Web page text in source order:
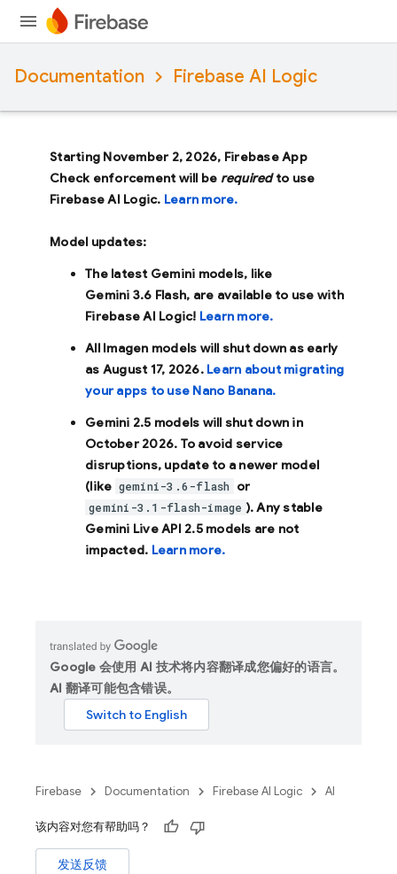
Documentation Firebase AI Logic
Starting November 2, 2026, Firebase App
Check enforcement will be requiredto use
Firebase AI Logic. Learn more.
Model updates:
The latest Gemini models, like
Gemini 3.6 Flash, are available to use with
Firebase AI Logic! Learn more.
All Imagen models will shut down as early
as August 17, 2026. Learn about migrating
your apps to use Nano Banana.
Gemini 2.5 models will shut down in
October 2026. To avoid service
disruptions, update to a newer model
(like gemini-3.6-flash or
gemini-3.1-flash-image ). Any stable
Gemini Live API 2.5 models are not
impacted. Learn more.
Google 会使用 AI 技术将内容翻译成您偏好的语言。
AI 翻译可能包含错误。
Firebase Documentation Firebase AI Logic AI
该内容对您有帮助吗？
发送反馈